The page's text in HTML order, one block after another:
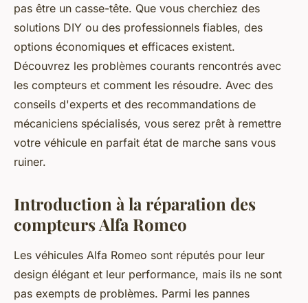
pas être un casse-tête. Que vous cherchiez des
solutions DIY ou des professionnels fiables, des
options économiques et efficaces existent.
Découvrez les problèmes courants rencontrés avec
les compteurs et comment les résoudre. Avec des
conseils d'experts et des recommandations de
mécaniciens spécialisés, vous serez prêt à remettre
votre véhicule en parfait état de marche sans vous
ruiner.
Introduction à la réparation des
compteurs Alfa Romeo
Les véhicules Alfa Romeo sont réputés pour leur
design élégant et leur performance, mais ils ne sont
pas exempts de problèmes. Parmi les pannes